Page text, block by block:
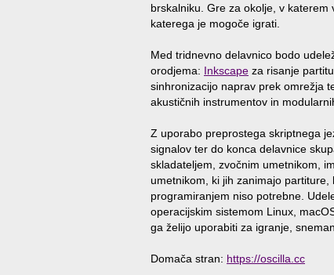
brskalniku. Gre za okolje, v
katerega je mogoče igrati.
Med tridnevno delavnico bodo
orodjema: Inkscape za risanje
sinhronizacijo naprav prek omrežja
akustičnih instrumentov in
Z uporabo preprostega skriptnega
signalov ter do konca delavnice
skladateljem, zvočnim umetnikom,
umetnikom, ki jih zanimajo
programiranjem niso potrebne.
operacijskim sistemom Linux,
ga želijo uporabiti za igranje,
Domača stran: https://oscilla.cc